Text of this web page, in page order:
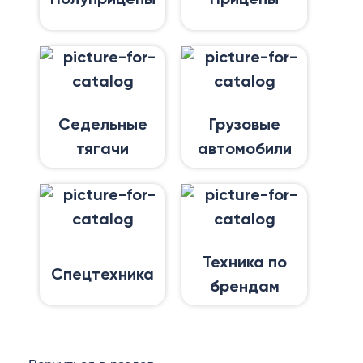
Седельные
тягачи
Грузовые
автомобили
Спецтехника
Техника по
брендам